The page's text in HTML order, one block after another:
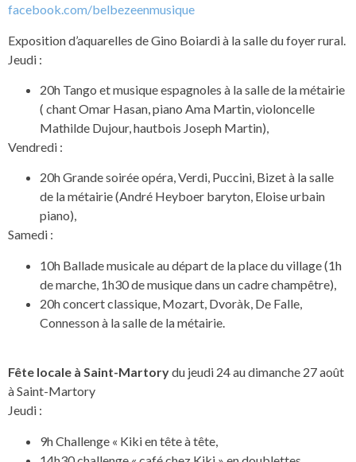
facebook.com/belbezeenmusique
Exposition d’aquarelles de Gino Boiardi à la salle du foyer rural.
Jeudi :
20h Tango et musique espagnoles à la salle de la métairie
( chant Omar Hasan, piano Ama Martin, violoncelle
Mathilde Dujour, hautbois Joseph Martin),
Vendredi :
20h Grande soirée opéra, Verdi, Puccini, Bizet à la salle
de la métairie (André Heyboer baryton, Eloise urbain
piano),
Samedi :
10h Ballade musicale au départ de la place du village (1h
de marche, 1h30 de musique dans un cadre champêtre),
20h concert classique, Mozart, Dvoràk, De Falle,
Connesson à la salle de la métairie.
Fête locale à Saint-Martorydu jeudi 24 au dimanche 27 août
à Saint-Martory
Jeudi :
9h Challenge « Kiki en tête à tête,